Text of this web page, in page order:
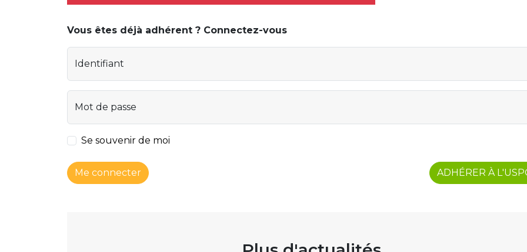
Vous êtes déjà adhérent ? Connectez-vous
Identifiant
Mot de passe
Se souvenir de moi
Me connecter ADHÉRER À